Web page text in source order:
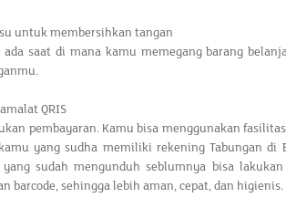
untuk membersihkan tangan
saat di mana kamu memegang barang
QRIS
pembayaran. Kamu bisa menggunakan
yang sudha memiliki rekening Tabungan
sudah mengunduh seblumnya bisa
barcode, sehingga lebih aman, cepat, dan